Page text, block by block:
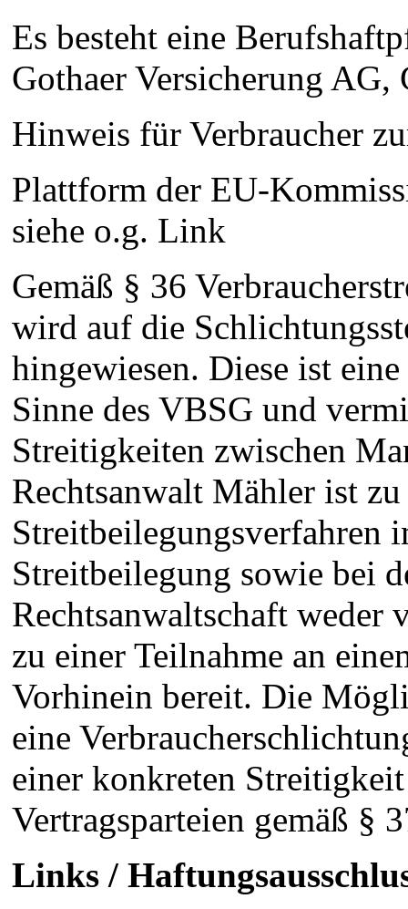
Es besteht eine
Gothaer Versicherung
Hinweis für Verbraucher
Plattform der EU-
siehe o.g. Link
Gemäß § 36
wird auf die
hingewiesen. Diese ist
Sinne des VBSG und
Streitigkeiten zwischen
Rechtsanwalt Mähler ist
Streitbeilegungsverfahren
Streitbeilegung sowie bei
Rechtsanwaltschaft
zu einer Teilnahme an
Vorhinein bereit. Die
eine
einer konkreten
Vertragsparteien gemäß §
Links /